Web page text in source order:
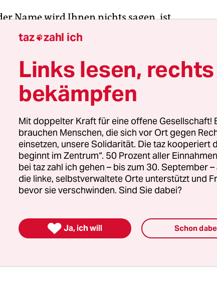
Name wird Ihnen nichts sagen, ist
Nach dem Abgang der
Kurz
anderen. Vorher war Nehammer ÖVP-
hat er noch nie zu tun gehabt. Jetzt hatte
er Wolodimir Selenski in Kiew
zu Wladimir Putin nach Moskau. Das
gewesen zu sein. Freilich: Ob die Idee zu
komm ich“-Diplomatie tatsächlich von ihm
sicher.
taz zahl ich
Links lesen, rechts
bekämpfen
Mit doppelter Kraft für eine offene Gesellschaft!
brauchen Menschen, die sich vor Ort gegen
einsetzen, unsere Solidarität. Die taz kooperiert
beginnt im Zentrum“. 50 Prozent aller
bei taz zahl ich gehen – bis zum 30. September
die linke, selbstverwaltete Orte unterstützt und
bevor sie verschwinden. Sind Sie dabei?
 Ja, ich will Schon